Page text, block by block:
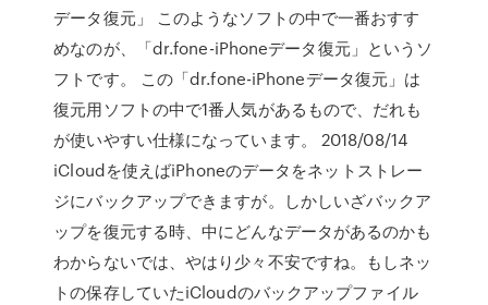
データ復元」 このようなソフトの中で一番おすす
めなのが、「dr.fone-iPhoneデータ復元」というソ
フトです。 この「dr.fone-iPhoneデータ復元」は
復元用ソフトの中で1番人気があるもので、だれも
が使いやすい仕様になっています。 2018/08/14
iCloudを使えばiPhoneのデータをネットストレー
ジにバックアップできますが。しかしいざバックア
ップを復元する時、中にどんなデータがあるのかも
わからないでは、やはり少々不安ですね。もしネッ
トの保存していたiCloudのバックアップファイル